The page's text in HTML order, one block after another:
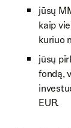
jūsų
kaip
kuriuo
jūsų
fondą,
EUR.